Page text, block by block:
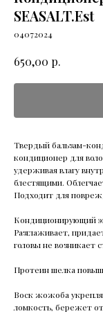
SEASALT.Est
04072024
650,00 р.
Твердый бальзам-
кондиционер для
удерживая влагу
блестящими.
Подходит для
Кондиционирующий
Разглаживает,
головы не возникает
Протеин шелка
Воск жожоба
ломкость, бережет